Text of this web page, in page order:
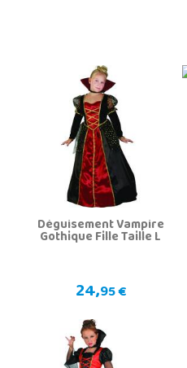
Déguisement Vampire
Gothique Fille Taille L
24,95 €